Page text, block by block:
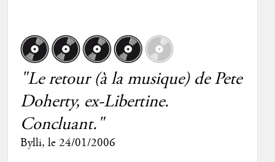
"Le retour (à la musique) de Pete
Doherty, ex-Libertine.
Concluant."
Bylli, le 24/01/2006